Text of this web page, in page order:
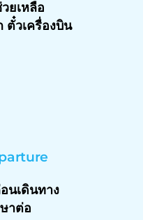
ยเหลือ
ตั๋วเครื่องบิน
นเดินทาง
าต่อ